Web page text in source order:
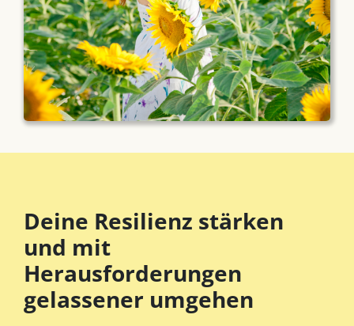
Deine Resilienz stärken
und mit
Herausforderungen
gelassener umgehen